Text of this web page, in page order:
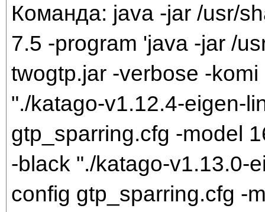
Команда: java -jar /usr/
7.5 -program 'java -jar /
twogtp.jar -verbose -
"./katago-v1.12.4-eigen-
gtp_sparring.cfg -model
-black "./katago-v1.13.0-
config gtp_sparring.cfg -